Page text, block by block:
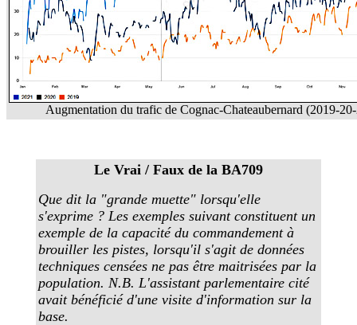
Augmentation du trafic de Cognac-Chateaubernard (2019-
Le Vrai / Faux de la BA709
Que dit la "grande muette" lorsqu'elle
s'exprime ? Les exemples suivant constituent un
exemple de la capacité du commandement à
brouiller les pistes, lorsqu'il s'agit de données
techniques censées ne pas être maitrisées par la
population. N.B. L'assistant parlementaire cité
avait bénéficié d'une visite d'information sur la
base.